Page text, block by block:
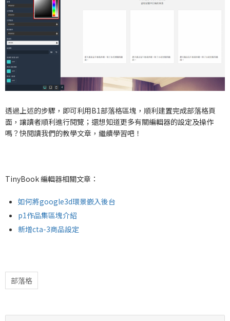
透過上述的步驟，即可利用B1部落格區塊，順利建置完成部落格頁
面，讓讀者順利進行閱覽；還想知道更多有關編輯器的設定及操作
嗎？快閱讀我們的教學文章，繼續學習吧！
TinyBook 編輯器相關文章：
如何將google3d環景嵌入後台
p1作品集區塊介紹
新增cta-3商品設定
部落格